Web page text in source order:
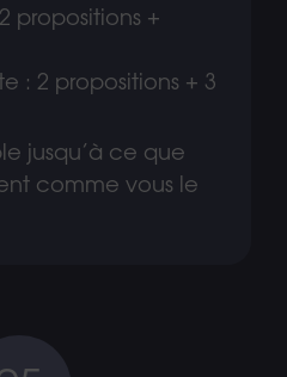
propositions +
: 2 propositions + 3
jusqu’à ce que
comme vous le